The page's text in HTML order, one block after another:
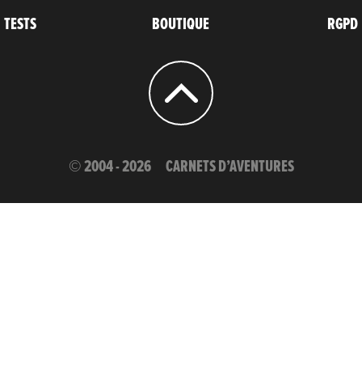
TESTS BOUTIQUE RGPD
© 2004 - 2026 CARNETS D’AVENTURES